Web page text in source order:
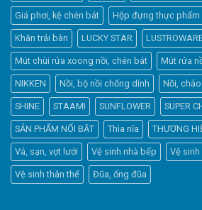
Giá phơi, kệ chén bát Hộp đựng thực phẩm
Khăn trải bàn LUCKY STAR
Mút chùi rửa xoong nồi, chén bát Mút rửa
NIKKEN Nồi, bộ nồi chống dính Nồi, chảo
SHINE STAAMI SUNFLOWER SUPER
SẢN PHẨM NỔI BẬT Thìa nĩa THƯƠNG
Vá, sạn, vợt lưới Vệ sinh nhà bếp Vệ sinh
Vệ sinh thân thể Đũa, ống đũa
Elfsight
Typically replies